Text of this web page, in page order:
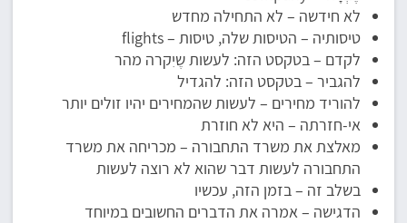
לא חידשה – לא התחילה מחדש
טיסותיה – הטיסות שלה, טיסות – flights
לקדם – בטקסט הזה: לעשות שֶיִקרה מהר
להגביר – בטקסט הזה: להגדיל
להוריד מחירים – לעשות שהמחירים יהיו זולים יותר
אי-חזרתה – היא לא חוזרת
מאלצת את משרד התחבורה – מכריחה את משרד
התחבורה לעשות דבר שהוא לא רוצה לעשות
בשלב זה – בזמן הזה, עכשיו
הדגישה – אמרה את הדברים החשובים במיוחד